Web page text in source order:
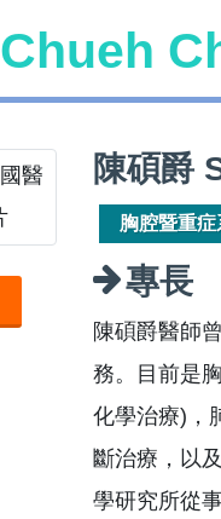
陳碩爵
胸腔暨重症
專長
陳碩爵醫師
務。目前是
化學治療)，
斷治療，以
學研究所從